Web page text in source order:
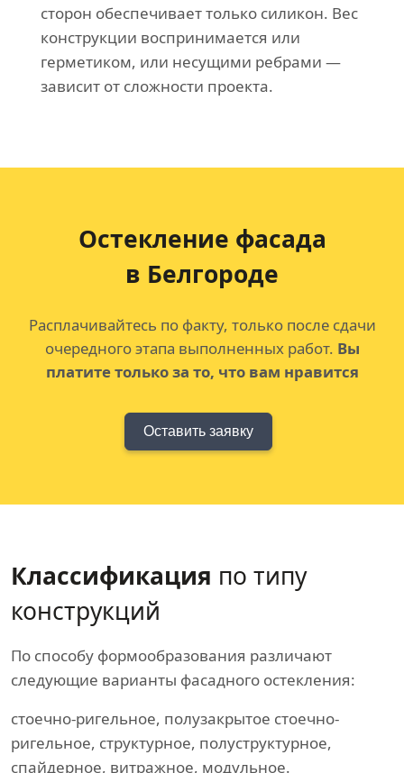
сторон обеспечивает только силикон. Вес
конструкции воспринимается или
герметиком, или несущими ребрами —
зависит от сложности проекта.
Остекление фасада
в Белгородe
Расплачивайтесь по факту, только после сдачи
очередного этапа выполненных работ. Вы
платите только за то, что вам нравится
Оставить заявку
Классификация по типу
конструкций
По способу формообразования различают
следующие варианты фасадного остекления:
стоечно-ригельное, полузакрытое стоечно-
ригельное, структурное, полуструктурное,
спайдерное, витражное, модульное.